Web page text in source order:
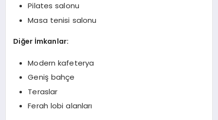
Pilates salonu
Masa tenisi salonu
Diğer İmkanlar:
Modern kafeterya
Geniş bahçe
Teraslar
Ferah lobi alanları